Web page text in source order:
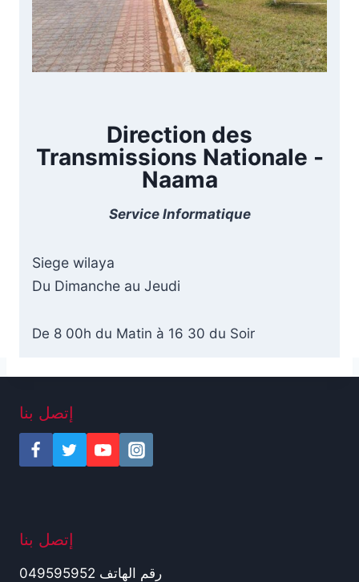
Direction des
Transmissions Nationale -
Naama
Service Informatique
Siege wilaya
Du Dimanche au Jeudi
De 8 00h du Matin à 16 30 du Soir
إتصل بنا
إتصل بنا
رقم الهاتف 049595952